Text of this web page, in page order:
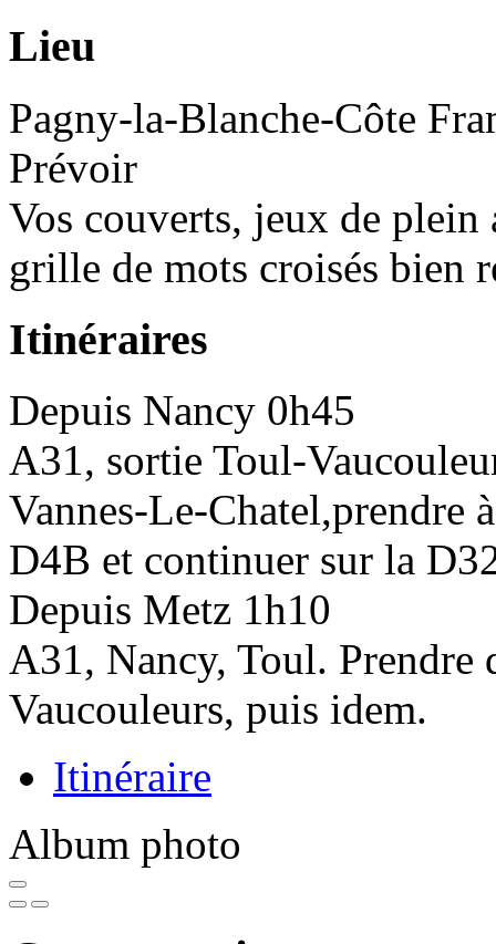
Lieu
Pagny-la-Blanche-Côte
Prévoir
Vos couverts, jeux de
grille de mots croisés bien
Itinéraires
Depuis Nancy 0h45
A31, sortie Toul-
Vannes-Le-Chatel,prendre
D4B et continuer sur la
Depuis Metz 1h10
A31, Nancy, Toul. Prendre
Vaucouleurs, puis idem.
Itinéraire
Album photo